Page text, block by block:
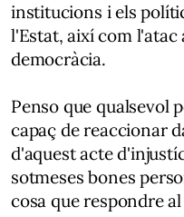
institucions i els
l'Estat, així com l'atac
democràcia.
Penso que qualsevol
capaç de reaccionar
d'aquest acte
sotmeses bones
cosa que respondre